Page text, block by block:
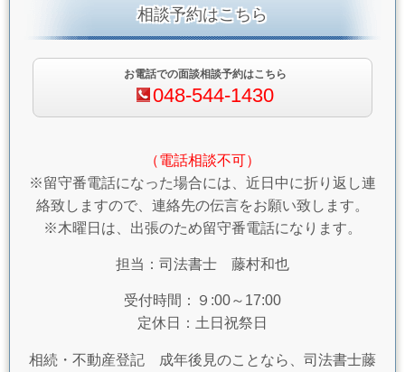
相談予約はこちら
お電話での面談相談予約はこちら
048-544-1430
（電話相談不可）
※留守番電話になった場合には、近日中に折り返し連
絡致しますので、連絡先の伝言をお願い致します。
※木曜日は、出張のため留守番電話になります。
担当：司法書士 藤村和也
受付時間：９:00～17:00
定休日：土日祝祭日
相続・不動産登記 成年後見のことなら、司法書士藤